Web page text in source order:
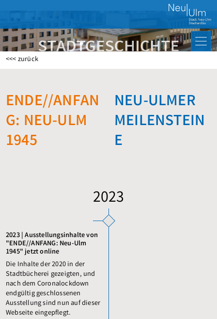
<<< zurück
ENDE//ANFAN
G: NEU-ULM
1945
NEU-ULMER
MEILENSTEIN
E
2023
2023 | Ausstellungsinhalte von
"ENDE//ANFANG: Neu-Ulm
1945" jetzt online
Die Inhalte der 2020 in der
Stadtbücherei gezeigten, und
nach dem Coronalockdown
endgültig geschlossenen
Ausstellung sind nun auf dieser
Webseite eingepflegt.